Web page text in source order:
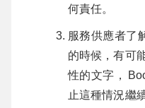
何責任。
服務供應者了
的時候，有可
性的文字，
止這種情況繼